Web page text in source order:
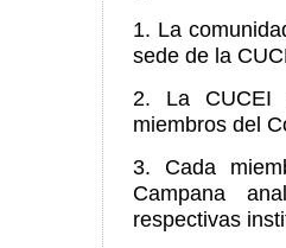
1. La
sede de la
2. La CUCEI
miembros del
3. Cada
Campana
respectivas